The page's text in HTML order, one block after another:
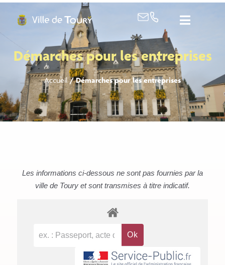
Démarches pour les entreprises
Accueil/Démarches pour les entreprises
Les informations ci-dessous ne sont pas fournies par la
ville de Toury et sont transmises à titre indicatif.